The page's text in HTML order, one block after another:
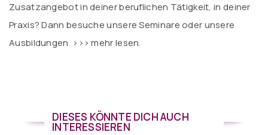
Zusatzangebot in deiner beruflichen Tätigkeit, in deiner
Praxis? Dann besuche unsere Seminare oder unsere
Ausbildungen >>> mehr lesen.
DIESES KÖNNTE DICH AUCH
INTERESSIEREN